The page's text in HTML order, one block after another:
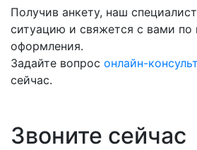
Получив анкету, наш
ситуацию и свяжется с вами по
оформления.
Задайте вопрос онлайн-
сейчас.
Звоните сейчас